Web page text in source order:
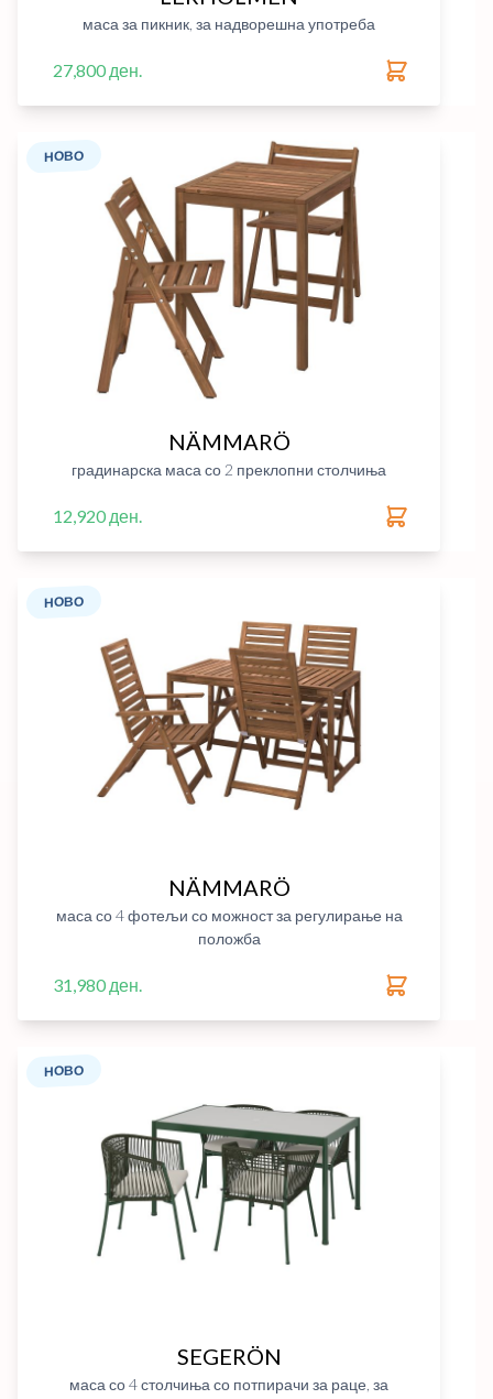
маса за пикник, за надворешна употреба
27,800 ден.
НОВО
NÄMMARÖ
градинарска маса со 2 преклопни столчиња
12,920 ден.
НОВО
NÄMMARÖ
маса со 4 фотељи со можност за регулирање на
положба
31,980 ден.
НОВО
SEGERÖN
маса со 4 столчиња со потпирачи за раце, за